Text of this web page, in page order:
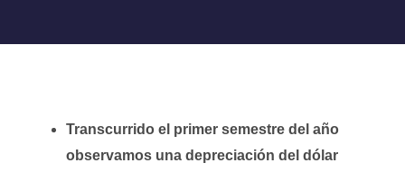
Transcurrido el primer semestre del año
observamos una depreciación del dólar